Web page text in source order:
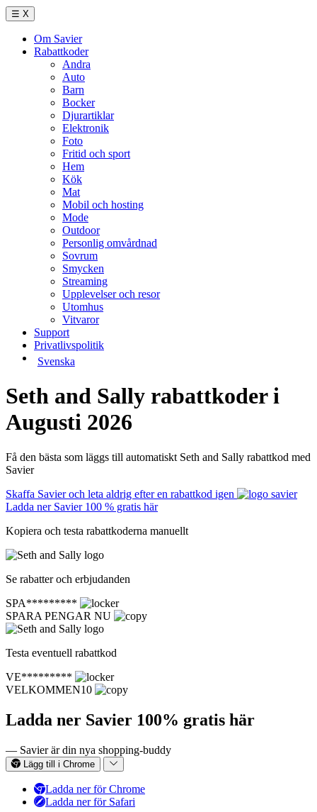
☰ X
Om Savier
Rabattkoder
Andra
Auto
Barn
Bocker
Djurartiklar
Elektronik
Foto
Fritid och sport
Hem
Kök
Mat
Mobil och hosting
Mode
Outdoor
Personlig omvårdnad
Sovrum
Smycken
Streaming
Upplevelser och resor
Utomhus
Vitvaror
Support
Privatlivspolitik
Svenska
Seth and Sally rabattkoder i
Augusti 2026
Få den bästa som läggs till automatiskt Seth and Sally rabattkod med
Savier
Skaffa Savier och leta aldrig efter en rabattkod igen
Ladda ner Savier 100 % gratis här
Kopiera och testa rabattkoderna manuellt
Se rabatter och erbjudanden
SPA*********
SPARA PENGAR NU
Testa eventuell rabattkod
VE*********
VELKOMMEN10
Ladda ner Savier 100% gratis här
— Savier är din nya shopping-buddy
Lägg till i Chrome
Ladda ner för Chrome
Ladda ner för Safari